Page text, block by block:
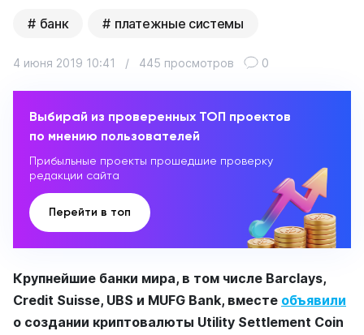
банк платежные системы
4 июня 2019 10:41 / 445 просмотров 0
Выбирай из проверенных ТОП проектов
по мнению пользователей
Прибыльные проекты прошедшие проверку
редакции сайта
Перейти в топ
Крупнейшие банки мира, в том числе Barclays,
Credit Suisse, UBS и MUFG Bank, вместе объявили
о создании криптовалюты Utility Settlement Coin